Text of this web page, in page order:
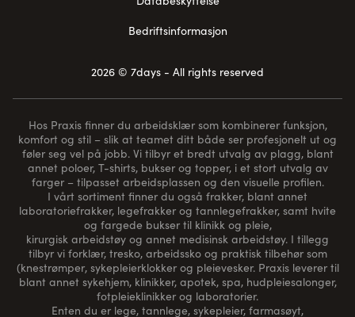
Bedriftsinformasjon
2026 © 7days - All rights reserved
Hos Praxis finner du arbeidsklær som kombinerer funksjon,
komfort og stil – slik at teamet ditt både ser profesjonelt ut og
føler seg vel på jobb. Vi tilbyr et bredt utvalg av plagg, blant
annet poloer, T-shirts, bukser og topper, i et stort utvalg av
farger – tilpasset arbeidsplassen og den visuelle profilen.
I vårt sortiment finner du også frakker, blant annet
laboratoriefrakker, legefrakker og tannlegefrakker, samt hvite
og fargede bukser til klinikk og pleie,
kirurgisk arbeidstøy og annet medisinsk arbeidstøy. I tillegg
tilbyr vi forklær, tresko, arbeidssko og praktisk tilbehør som
(knestrømper, sykepleierklokker og pleievesker. Praxis leverer til
blant annet sykehjem, klinikker, apotek, spa, hudpleiesalonger,
fotpleieklinikker og laboratorier.
Enten du er lege, tannlege, sykepleier, farmasøyt,